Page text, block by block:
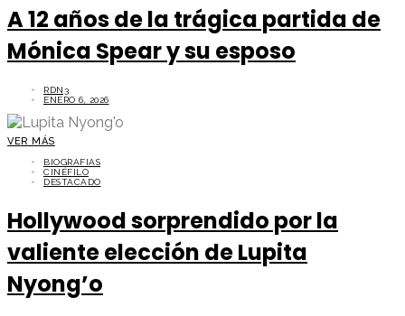
A 12 años de la trágica partida de
Mónica Spear y su esposo
RDN3
ENERO 6, 2026
VER MÁS
BIOGRAFIAS
CINÉFILO
DESTACADO
Hollywood sorprendido por la
valiente elección de Lupita
Nyong’o